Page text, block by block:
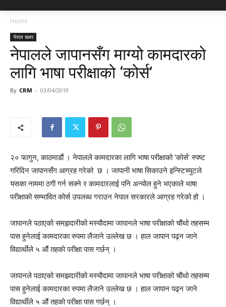
Home
नेपाल खबर
नेपालले जापानसँग माग्यो कामदारको
लागि भाषा परीक्षाको ‘कोर्स’
By CRM - 03/04/2019
२० फागुन, काठमाडौं । नेपालले कामदारका लागि भाषा परीक्षाको ‘कोर्स’ स्पष्ट
गरिदिन जापानसँग आग्रह गरेको छ । जापानी भाषा सिकाउने इन्स्टिच्युटले
यसका नाममा ठगी गर्न सक्ने र कामदारलाई पनि अन्योल हुने भएकाले भाषा
परीक्षाको सम्भावित कोर्स उपलब्ध गराउन नेपाल सरकारले आग्रह गरेको हो ।
जापानले पठाएको समझदारीको मस्यौदामा जापानले भाषा परीक्षाको चौंथो तहसम्म
पास हुनेलाई कामदारका रुपमा लैजाने उल्लेख छ । हाल जापान पढ्न जाने
विद्यार्थीले ५ औं तहको परीक्षा पास गर्छन् ।
जापानले पठाएको समझदारीको मस्यौदामा जापानले भाषा परीक्षाको चौंथो तहसम्म
पास हुनेलाई कामदारका रुपमा लैजाने उल्लेख छ । हाल जापान पढ्न जाने
विद्यार्थीले ५ औं तहको परीक्षा पास गर्छन् ।